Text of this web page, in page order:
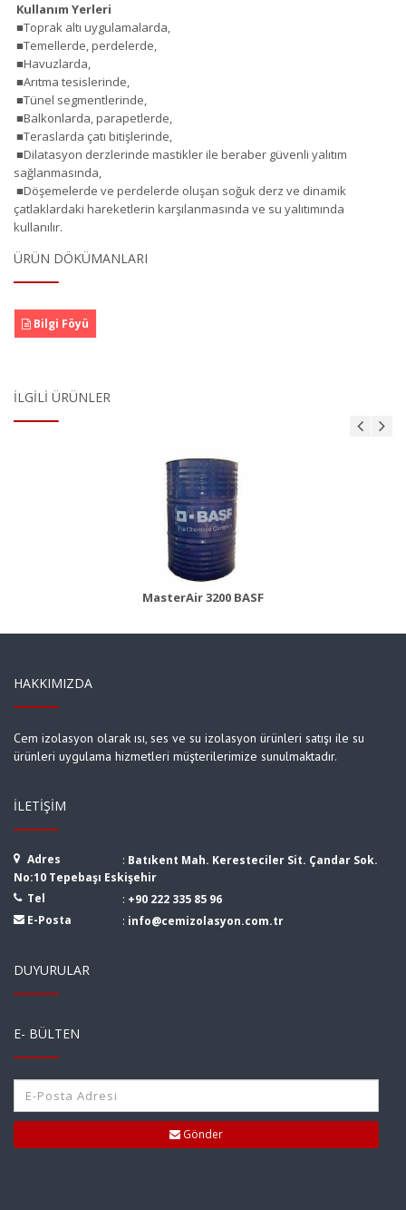
Kullanım Yerleri
■Toprak altı uygulamalarda,
■Temellerde, perdelerde,
■Havuzlarda,
■Arıtma tesislerinde,
■Tünel segmentlerinde,
■Balkonlarda, parapetlerde,
■Teraslarda çatı bitişlerinde,
■Dilatasyon derzlerinde mastikler ile beraber güvenli yalıtım
sağlanmasında,
■Döşemelerde ve perdelerde oluşan soğuk derz ve dinamik
çatlaklardaki hareketlerin karşılanmasında ve su yalıtımında
kullanılır.
ÜRÜN DÖKÜMANLARI
Bilgi Föyü
İLGILI ÜRÜNLER
MasterAir 3200 BASF
MasterBrace ADH 1406 (Concresive)
Ürün Detayı
HAKKIMIZDA
Cem izolasyon olarak ısı, ses ve su izolasyon ürünleri satışı ile su
ürünleri uygulama hizmetleri müşterilerimize sunulmaktadır.
İLETIŞIM
Adres : Batıkent Mah. Keresteciler Sit. Çandar Sok.
No:10 Tepebaşı Eskişehir
Tel
: +90 222 335 85 96
E-Posta
: info@cemizolasyon.com.tr
DUYURULAR
E- BÜLTEN
Gönder